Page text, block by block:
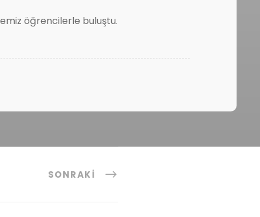
öğrencilerle buluştu.
SONRAKI